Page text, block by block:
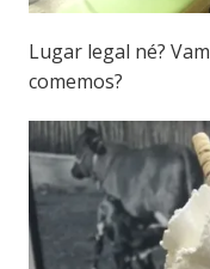
Lugar legal né?
comemos?